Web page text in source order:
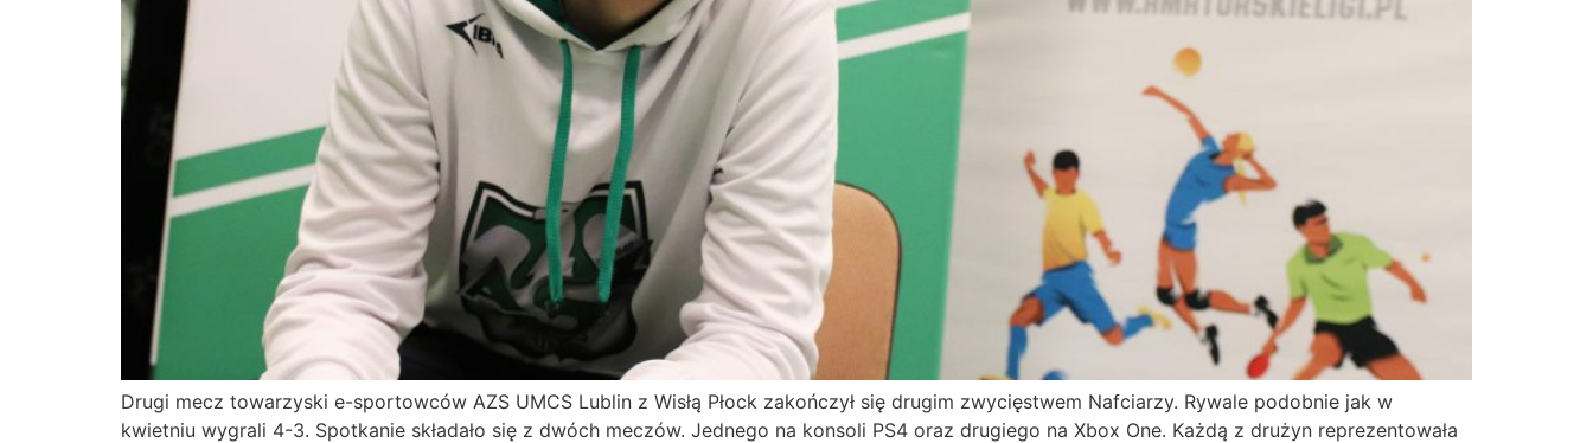
Drugi mecz towarzyski e-sportowców AZS UMCS Lublin z Wisłą Płock zakończył się drugim zwycięstwem Nafciarzy. Rywale podobnie jak w
kwietniu wygrali 4-3. Spotkanie składało się z dwóch meczów. Jednego na konsoli PS4 oraz drugiego na Xbox One. Każdą z drużyn reprezentowała